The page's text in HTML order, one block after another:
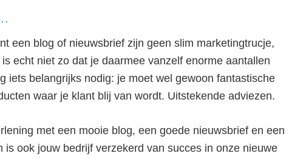
een blog of nieuwsbrief zijn geen slim marketingtrucje,
echt niet zo dat je daarmee vanzelf enorme aantallen
iets belangrijks nodig: je moet wel gewoon fantastische
waar je klant blij van wordt. Uitstekende adviezen.
met een mooie blog, een goede nieuwsbrief en een
ook jouw bedrijf verzekerd van succes in onze nieuwe